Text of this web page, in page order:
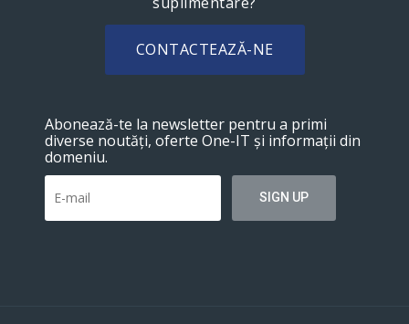
CONTACTEAZĂ-NE
Abonează-te la newsletter pentru a primi
diverse noutăți, oferte One-IT și informații din
domeniu.